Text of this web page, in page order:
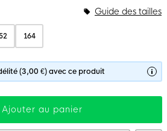
164
Guide des tailles
(3,00 €) avec ce produit
Ajouter au panier